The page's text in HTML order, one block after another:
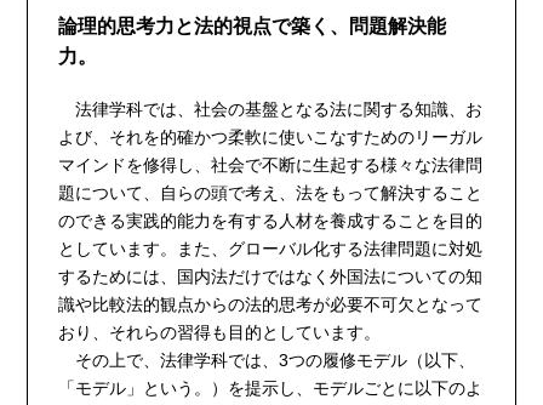
論理的思考力と法的視点で築く、問題解決能
力。
法律学科では、社会の基盤となる法に関する知識、お
よび、それを的確かつ柔軟に使いこなすためのリーガル
マインドを修得し、社会で不断に生起する様々な法律問
題について、自らの頭で考え、法をもって解決すること
のできる実践的能力を有する人材を養成することを目的
としています。また、グローバル化する法律問題に対処
するためには、国内法だけではなく外国法についての知
識や比較法的観点からの法的思考が必要不可欠となって
おり、それらの習得も目的としています。
その上で、法律学科では、3つの履修モデル（以下、
「モデル」という。）を提示し、モデルごとに以下のよ